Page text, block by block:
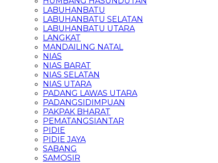
LABUHANBATU
LABUHANBATU SELATAN
LABUHANBATU UTARA
LANGKAT
MANDAILING NATAL
NIAS
NIAS BARAT
NIAS SELATAN
NIAS UTARA
PADANG LAWAS UTARA
PADANGSIDIMPUAN
PAKPAK BHARAT
PEMATANGSIANTAR
PIDIE
PIDIE JAYA
SABANG
SAMOSIR